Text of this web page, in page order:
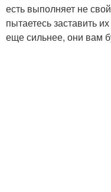
есть выполняет не
пытаетесь заставить
еще сильнее, они вам